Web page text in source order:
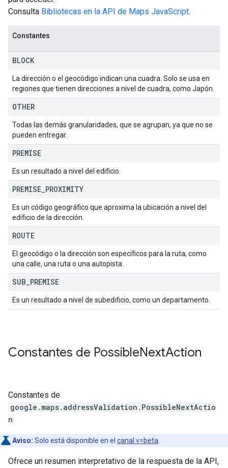
Consulta Bibliotecas en la API de Maps JavaScript.
Constantes
BLOCK
La dirección o el geocódigo indican una cuadra. Solo se usa en
regiones que tienen direcciones a nivel de cuadra, como Japón.
OTHER
Todas las demás granularidades, que se agrupan, ya que no se
pueden entregar.
PREMISE
Es un resultado a nivel del edificio.
PREMISE PROXIMITY
Es un código geográfico que aproxima la ubicación a nivel del
edificio de la dirección.
ROUTE
El geocódigo o la dirección son específicos para la ruta, como
una calle, una ruta o una autopista.
SUB PREMISE
Es un resultado a nivel de subedificio, como un departamento.
Constantes de PossibleNextAction
Constantes de
google.maps.addressValidation . PossibleNextActio
n
Aviso: Solo está disponible en el canal v=beta
Ofrece un resumen interpretativo de la respuesta de la API,